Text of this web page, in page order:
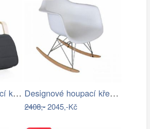
SONGMICS Houpací křeslo Ben šedé Designové houpací křeslo - TK
2408,-2045,-Kč